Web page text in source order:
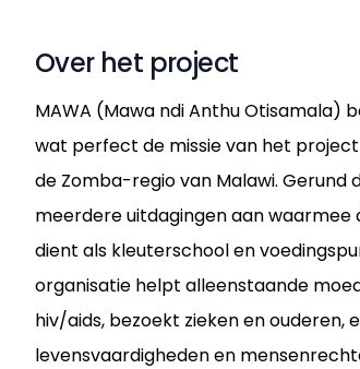
Over het project
MAWA (Mawa ndi Anthu Otisamala)
wat perfect de missie van het
de Zomba-regio van Malawi. Gerund
meerdere uitdagingen aan
dient als kleuterschool en
organisatie helpt alleenstaande
hiv/aids, bezoekt zieken en
levensvaardigheden en